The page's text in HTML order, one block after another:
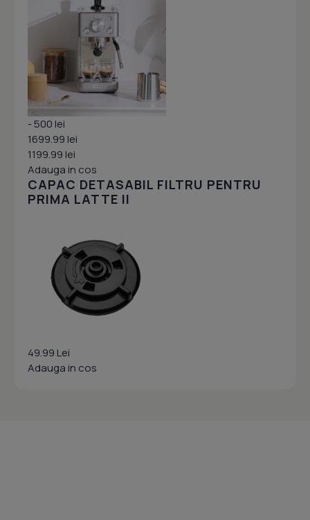
- 500 lei
1699.99 lei
1199.99 lei
Adauga in cos
CAPAC DETASABIL FILTRU PENTRU
PRIMA LATTE II
49.99 Lei
Adauga in cos